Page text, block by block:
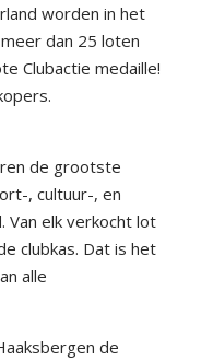
worden in het
dan 25 loten
Clubactie medaille!
de grootste
, cultuur-, en
Van elk verkocht lot
clubkas. Dat is het
alle
de